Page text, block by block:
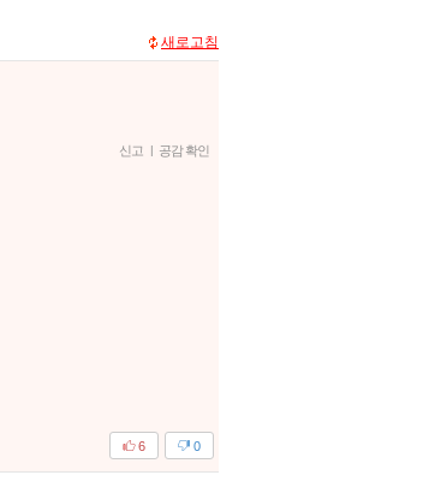
새로고침
신고 | 공감 확인
0
6